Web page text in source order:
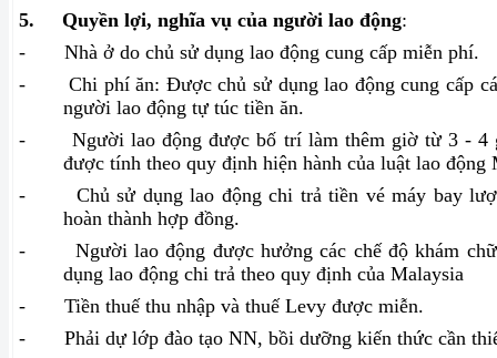
5.
Quyền lợi, nghĩa vụ của người lao động:
-
Nhà ở do chủ sử dụng lao động cung cấp miễn phí.
-
Chi phí ăn: Được chủ sử dụng lao động cung cấp
người lao động tự túc tiền ăn.
-
Người lao động được bố trí làm thêm giờ từ 3 - 4
được tính theo quy định hiện hành của luật lao động
-
Chủ sử dụng lao động chi trả tiền vé máy bay
hoàn thành hợp đồng.
-
Người lao động được hưởng các chế độ khám
dụng lao động chi trả theo quy định của Malaysia
-
Tiền thuế thu nhập và thuế Levy được miễn.
-
Phải dự lớp đào tạo NN, bồi dưỡng kiến thức cần